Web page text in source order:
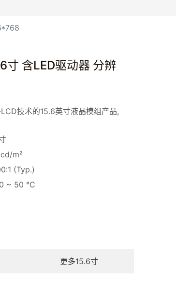
含LED驱动器 分辨
技术的15.6英寸液晶模组产品,
m²
(Typ.)
0 ~ 50 °C
更多15.6寸